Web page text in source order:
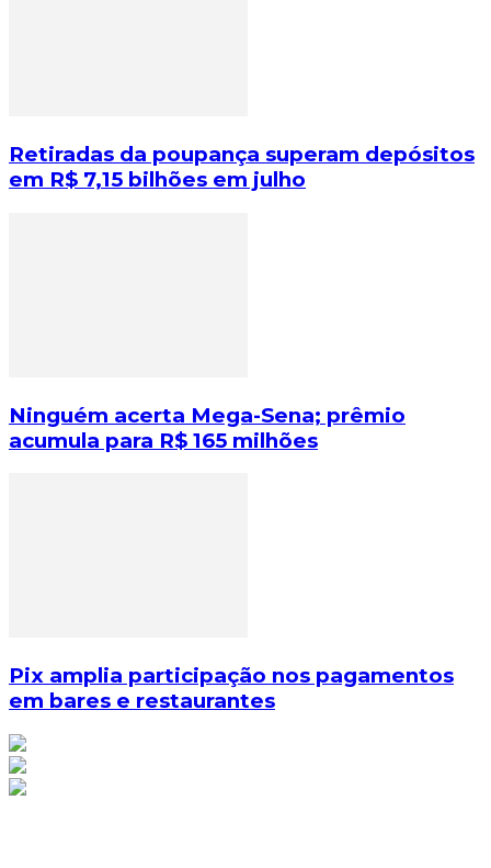
Retiradas da poupança superam depósitos
em R$ 7,15 bilhões em julho
Ninguém acerta Mega-Sena; prêmio
acumula para R$ 165 milhões
Pix amplia participação nos pagamentos
em bares e restaurantes